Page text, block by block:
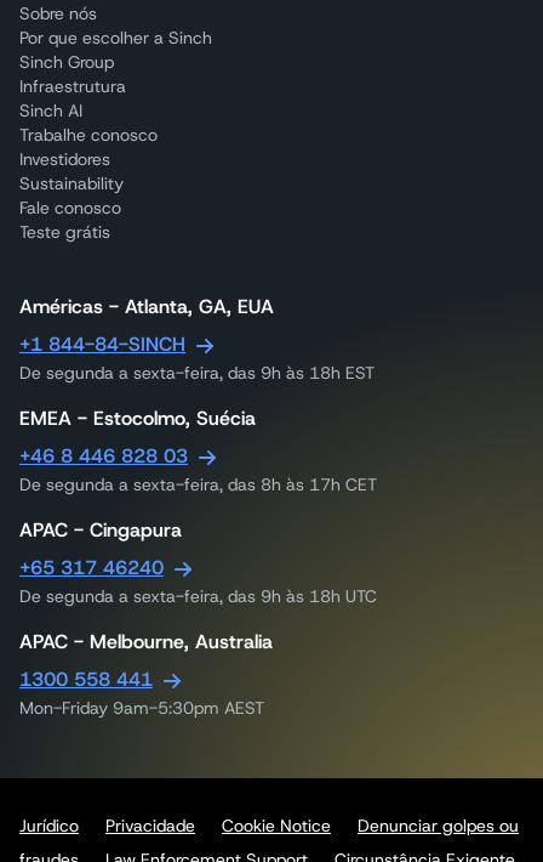
Sobre nós
Por que escolher a Sinch
Sinch Group
Infraestrutura
Sinch AI
Trabalhe conosco
Investidores
Sustainability
Fale conosco
Teste grátis
Américas - Atlanta, GA, EUA
+1 844-84-SINCH
De segunda a sexta-feira, das 9h às 18h EST
EMEA - Estocolmo, Suécia
+46 8 446 828 03
De segunda a sexta-feira, das 8h às 17h CET
APAC - Cingapura
+65 317 46240
De segunda a sexta-feira, das 9h às 18h UTC
APAC - Melbourne, Australia
1300 558 441
Mon-Friday 9am-5:30pm AEST
Jurídico Privacidade Cookie Notice
Denunciar golpes ou